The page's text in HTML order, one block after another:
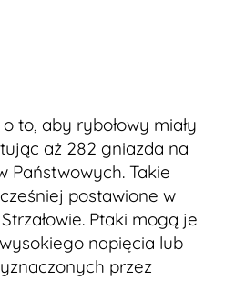
to, aby rybołowy miały
aż 282 gniazda na
Państwowych. Takie
postawione w
Ptaki mogą je
napięcia lub
przez